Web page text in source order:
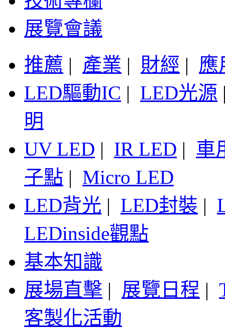
展覽會議
推薦 | 產業 | 財經 | 應
LED驅動IC | LED光源
明
UV LED | IR LED | 車
子點 | Micro LED
LED背光 | LED封裝 |
LEDinside觀點
基本知識
展場直擊 | 展覽日程 |
客製化活動